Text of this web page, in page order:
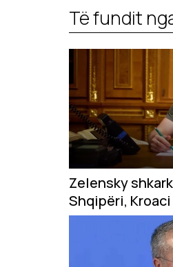
Të fundit
Zelensky
Shqipëri,